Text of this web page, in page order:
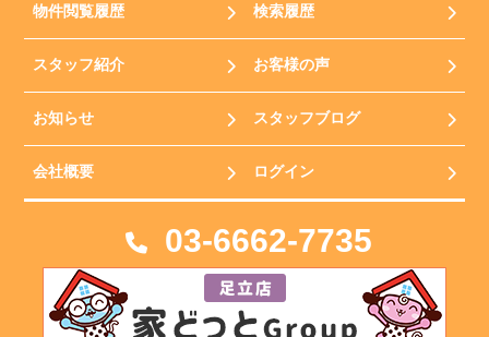
物件閲覧履歴 検索履歴
スタッフ紹介 お客様の声
お知らせ スタッフブログ
会社概要 ログイン
03-6662-7735